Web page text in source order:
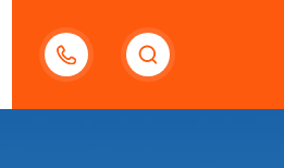
13132097161